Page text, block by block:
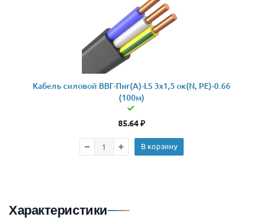
Кабель силовой ВВГ-Пнг(А)-LS 3x1,5 ок(N, PE)-0.66
(100м)
85.64₽
В корзину
Характеристики